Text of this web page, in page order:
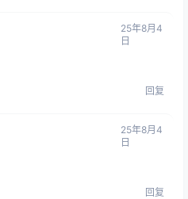
25年8月4
日
回复
25年8月4
日
回复